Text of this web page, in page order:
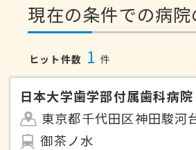
現在の条件での病
ヒット件数 1 件
日本大学歯学部付属歯科病院
東京都千代田区神田駿河
御茶ノ水